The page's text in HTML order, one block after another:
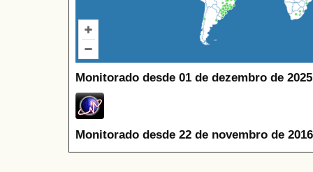
Monitorado desde 01 de dezembro de
Monitorado desde 22 de novembro de